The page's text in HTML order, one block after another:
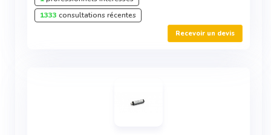
1333 consultations récentes
Recevoir un devis